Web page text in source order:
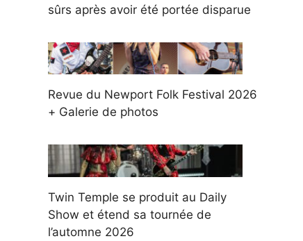
sûrs après avoir été portée disparue
Revue du Newport Folk Festival 2026
+ Galerie de photos
Twin Temple se produit au Daily
Show et étend sa tournée de
l’automne 2026